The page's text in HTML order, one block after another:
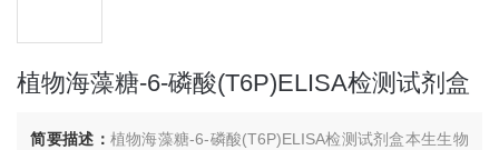
植物海藻糖-6-磷酸(T6P)ELISA检测试剂盒
简要描述： 植物海藻糖-6-磷酸(T6P)ELISA检测试剂盒本生生物